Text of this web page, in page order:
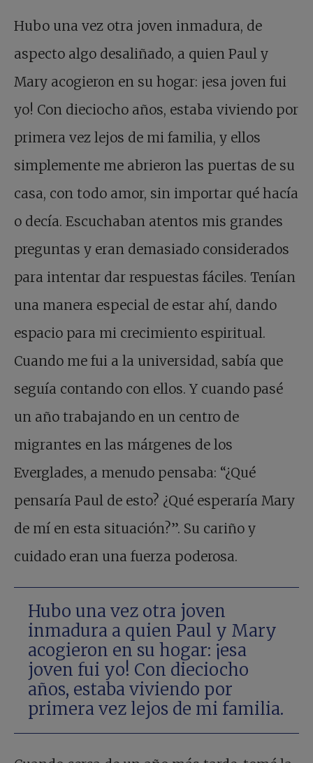
Hubo una vez otra joven inmadura, de
aspecto algo desaliñado, a quien Paul y
Mary acogieron en su hogar: ¡esa joven fui
yo! Con dieciocho años, estaba viviendo por
primera vez lejos de mi familia, y ellos
simplemente me abrieron las puertas de su
casa, con todo amor, sin importar qué hacía
o decía. Escuchaban atentos mis grandes
preguntas y eran demasiado considerados
para intentar dar respuestas fáciles. Tenían
una manera especial de estar ahí, dando
espacio para mi crecimiento espiritual.
Cuando me fui a la universidad, sabía que
seguía contando con ellos. Y cuando pasé
un año trabajando en un centro de
migrantes en las márgenes de los
Everglades, a menudo pensaba: “¿Qué
pensaría Paul de esto? ¿Qué esperaría Mary
de mí en esta situación?”. Su cariño y
cuidado eran una fuerza poderosa.
Hubo una vez otra joven
inmadura a quien Paul y Mary
acogieron en su hogar: ¡esa
joven fui yo! Con dieciocho
años, estaba viviendo por
primera vez lejos de mi familia.